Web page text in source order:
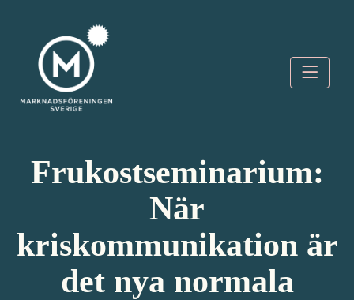
Sverige
Frukostseminarium:
När
kriskommunikation är
det nya normala